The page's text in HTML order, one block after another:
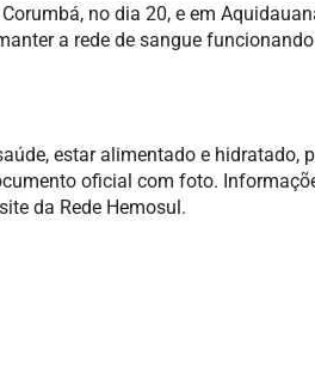
no dia 20, e em
a rede de sangue
estar alimentado e hidratado,
oficial com foto.
da Rede Hemosul.